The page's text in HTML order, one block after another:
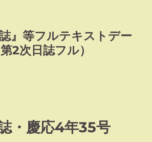
誌』等フルテキストデー
2次日誌フル）
・慶応4年35号